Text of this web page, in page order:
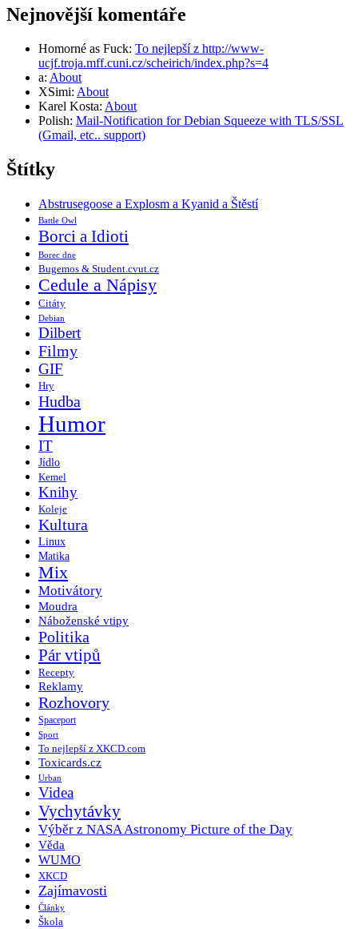
Nejnovější komentáře
Homorné as Fuck: To nejlepší z http://www-
ucjf.troja.mff.cuni.cz/scheirich/index.php?s=4
a: About
XSimi: About
Karel Kosta: About
Polish: Mail-Notification for Debian Squeeze with TLS/SSL
(Gmail, etc.. support)
Štítky
Abstrusegoose a Explosm a Kyanid a Štěstí
Battle Owl
Borci a Idioti
Borec dne
Bugemos & Student.cvut.cz
Cedule a Nápisy
Citáty
Debian
Dilbert
Filmy
GIF
Hry
Hudba
Humor
IT
Jídlo
Kemel
Knihy
Koleje
Kultura
Linux
Matika
Mix
Motivátory
Moudra
Náboženské vtipy
Politika
Pár vtipů
Recepty
Reklamy
Rozhovory
Spaceport
Sport
To nejlepší z XKCD.com
Toxicards.cz
Urban
Videa
Vychytávky
Výběr z NASA Astronomy Picture of the Day
Věda
WUMO
XKCD
Zajímavosti
Články
Škola